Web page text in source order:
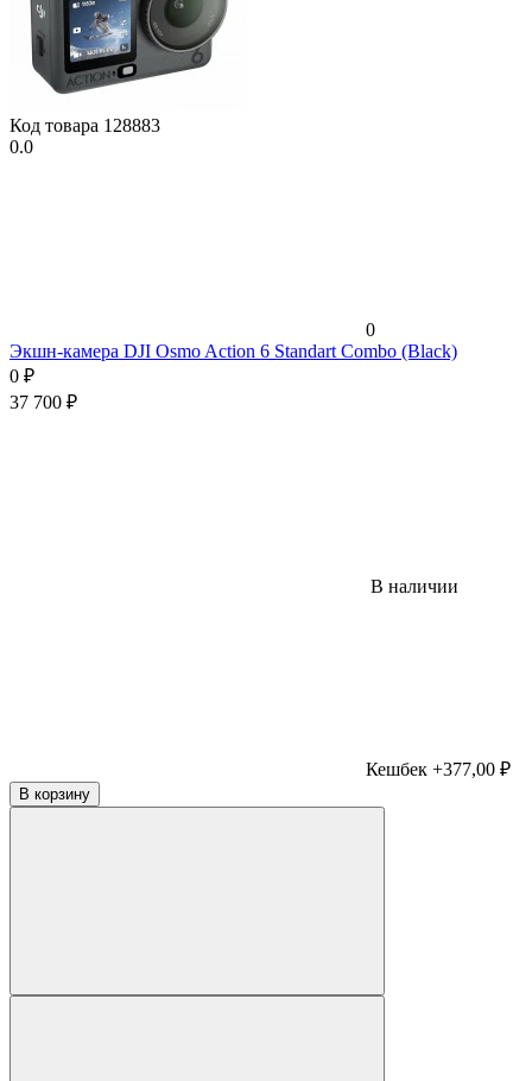
Код товара 128883
0.0
0
Экшн-камера DJI Osmo Action 6 Standart Combo (Black)
0 ₽
37 700 ₽
В наличии
Кешбек +377,00 ₽
В корзину